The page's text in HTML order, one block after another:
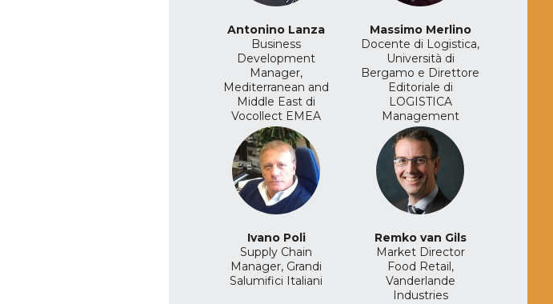
Antonino Lanza
Business
Development
Manager,
Mediterranean and
Middle East di
Vocollect EMEA
Massimo Merlino
Docente di Logistica,
Università di
Bergamo e Direttore
Editoriale di
LOGISTICA
Management
Ivano Poli
Supply Chain
Manager, Grandi
Salumifici Italiani
Remko van Gils
Market Director
Food Retail,
Vanderlande
Industries